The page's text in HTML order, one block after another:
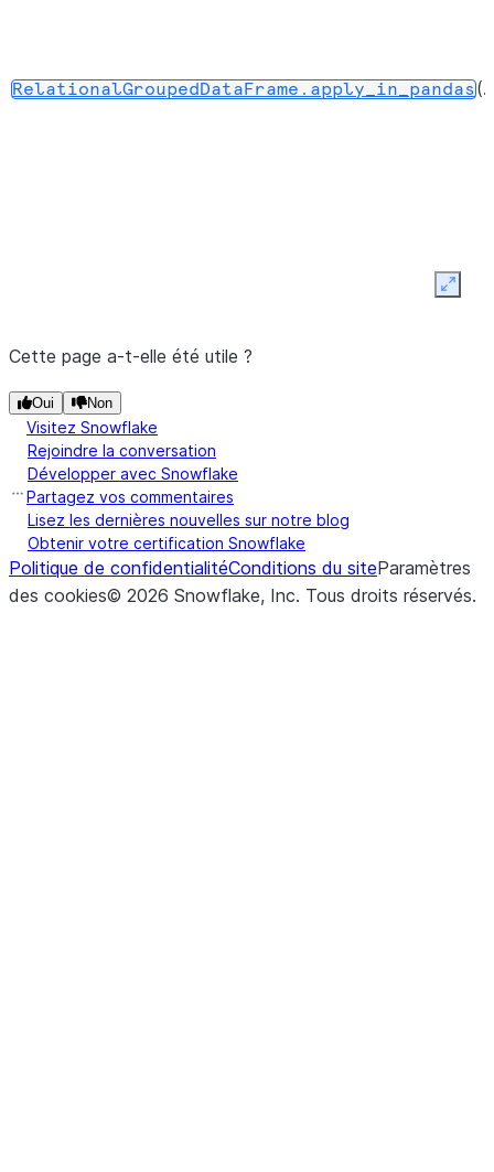
RelationalGroupedDataFrame.apply_in_pandas
Cette page a-t-elle été utile ?
Oui Non
Visitez Snowflake
Rejoindre la conversation
Développer avec Snowflake
Partagez vos commentaires
Lisez les dernières nouvelles sur notre blog
Obtenir votre certification Snowflake
Politique de confidentialitéConditions du siteParamètres
des cookies© 2026 Snowflake, Inc. Tous droits réservés.